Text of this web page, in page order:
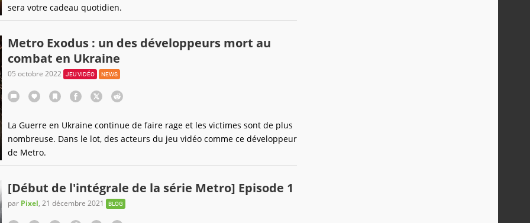
sera votre cadeau quotidien.
Metro Exodus : un des développeurs mort au
combat en Ukraine
05 octobre 2022 JEU VIDÉO NEWS
La Guerre en Ukraine continue de faire rage et les victimes sont de plus
nombreuse. Dans le lot, des acteurs du jeu vidéo comme ce développeur
de Metro.
[Début de l'intégrale de la série Metro] Episode 1
par Pixel, 21 décembre 2021 BLOG